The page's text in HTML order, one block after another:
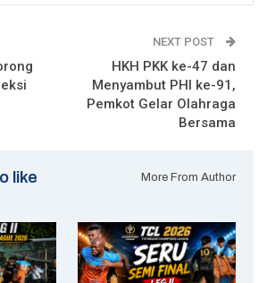
NEXT POST
HKH PKK ke-47 dan
Menyambut PHI ke-91,
Pemkot Gelar Olahraga
Bersama
like More From Author